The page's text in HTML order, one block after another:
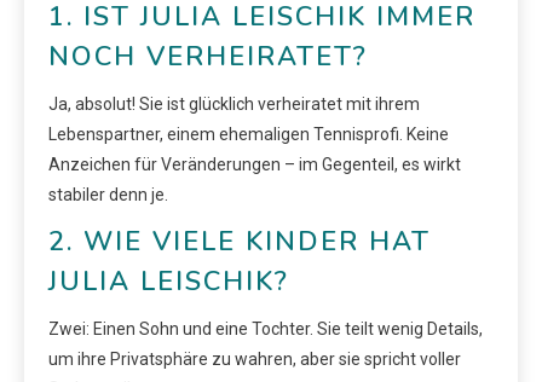
1. IST JULIA LEISCHIK IMMER
NOCH VERHEIRATET?
Ja, absolut! Sie ist glücklich verheiratet mit ihrem
Lebenspartner, einem ehemaligen Tennisprofi. Keine
Anzeichen für Veränderungen – im Gegenteil, es wirkt
stabiler denn je.
2. WIE VIELE KINDER HAT
JULIA LEISCHIK?
Zwei: Einen Sohn und eine Tochter. Sie teilt wenig Details,
um ihre Privatsphäre zu wahren, aber sie spricht voller